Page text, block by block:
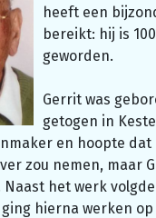
heeft een
bereikt: hij is
geworden.
Gerrit was
getogen in
en hoopte dat
zou nemen, maar
het werk
hierna werken